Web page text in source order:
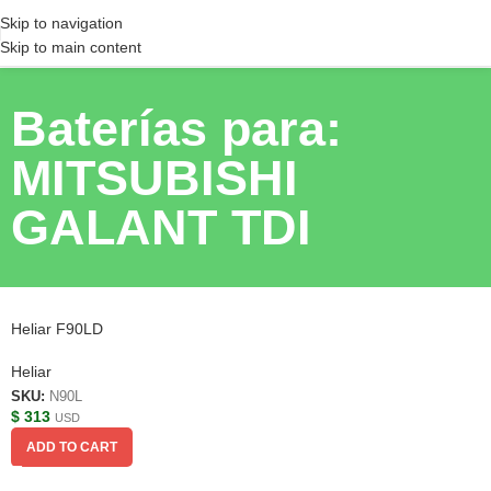
Skip to navigation
Skip to main content
Baterías para:
MITSUBISHI
GALANT TDI
Heliar F90LD
Heliar
SKU: N90L
$ 313 USD
ADD TO CART